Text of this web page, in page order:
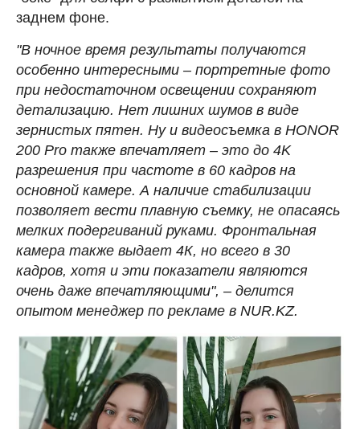
заднем фоне.
"В ночное время результаты получаются
особенно интересными – портретные фото
при недостаточном освещении сохраняют
детализацию. Нет лишних шумов в виде
зернистых пятен. Ну и видеосъемка в HONOR
200 Pro также впечатляет – это до 4K
разрешения при частоте в 60 кадров на
основной камере. А наличие стабилизации
позволяет вести плавную съемку, не опасаясь
мелких подергиваний руками. Фронтальная
камера также выдает 4К, но всего в 30
кадров, хотя и эти показатели являются
очень даже впечатляющими", – делится
опытом менеджер по рекламе в NUR.KZ.